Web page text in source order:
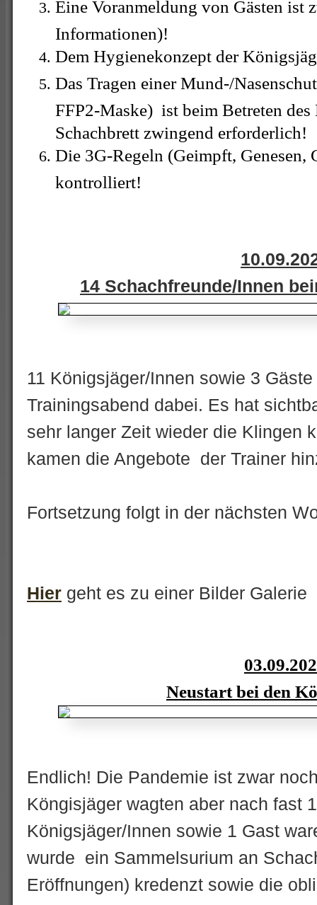
Eine Voranmeldung von Gästen ist
Informationen)!
Dem Hygienekonzept der
Das Tragen einer Mund-/
FFP2-Maske) ist beim Betreten
Schachbrett zwingend erforderlich!
Die 3G-Regeln (Geimpft, Genesen,
kontrolliert!
14 Schachfreunde/Innen
11 Königsjäger/Innen sowie 3
Trainingsabend dabei. Es hat
sehr langer Zeit wieder die Klingen
kamen die Angebote der Trainer
Fortsetzung folgt in der nächsten
Hier geht es zu einer Bilder Galerie
Neustart bei den
Endlich! Die Pandemie ist zwar
Köngisjäger wagten aber nach fast
Königsjäger/Innen sowie 1 Gast
wurde ein Sammelsurium an
Eröffnungen) kredenzt sowie die